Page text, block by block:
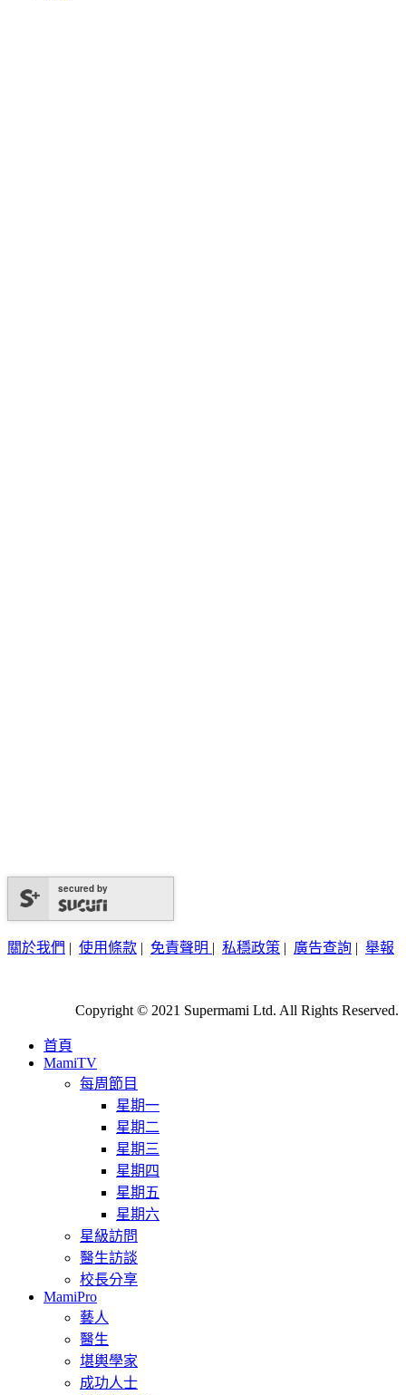
secured by
關於我們 | 使用條款 | 免責聲明 | 私穩政策 | 廣告查詢 | 舉報
Copyright © 2021 Supermami Ltd. All Rights Reserved.
首頁
MamiTV
每周節目
星期一
星期二
星期三
星期四
星期五
星期六
星級訪問
醫生訪談
校長分享
MamiPro
藝人
醫生
堪輿學家
成功人士